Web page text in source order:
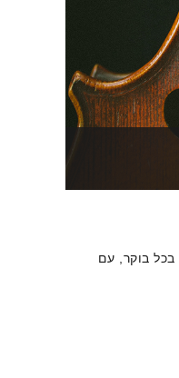
בכל בוקר, עם